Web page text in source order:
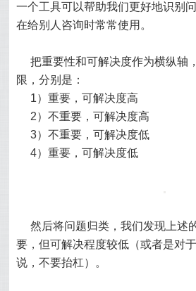
一个工具可以帮助我们更好地识别
在给别人咨询时常常使用。
把重要性和可解决度作为横纵轴
限，分别是：
1）重要，可解决度高
2）不重要，可解决度高
3）不重要，可解决度低
4）重要，可解决度低
然后将问题归类，我们发现上述
要，但可解决程度较低（或者是对
说，不要抬杠）。